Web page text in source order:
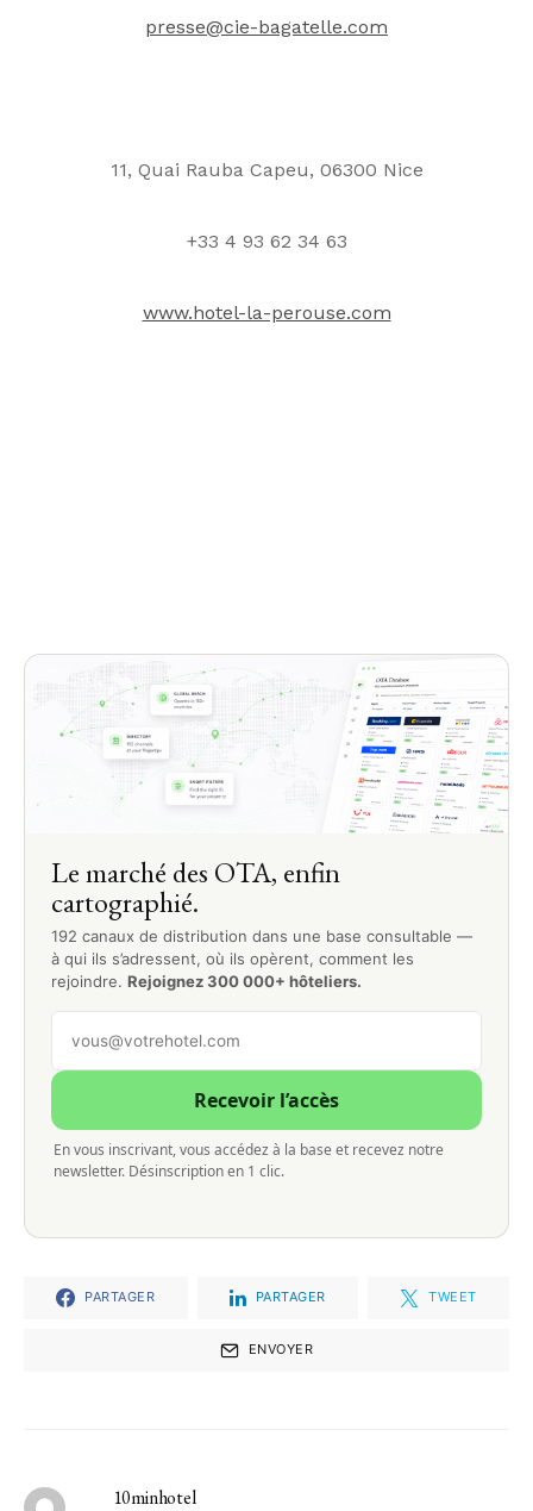
presse@cie-bagatelle.com
11, Quai Rauba Capeu, 06300 Nice
+33 4 93 62 34 63
www.hotel-la-perouse.com
Le marché des OTA, enfin
cartographié.
192 canaux de distribution dans une base consultable —
à qui ils s’adressent, où ils opèrent, comment les
rejoindre. Rejoignez 300 000+ hôteliers.
Recevoir l’accès
En vous inscrivant, vous accédez à la base et recevez notre
newsletter. Désinscription en 1 clic.
PARTAGER PARTAGER TWEET
ENVOYER
10minhotel